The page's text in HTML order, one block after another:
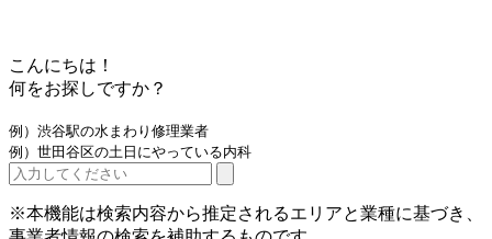
こんにちは！
何をお探しですか？
例）渋谷駅の水まわり修理業者
例）世田谷区の土日にやっている内科
※本機能は検索内容から推定されるエリアと業種に基づき、